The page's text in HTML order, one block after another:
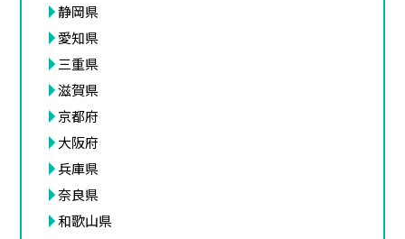
静岡県
愛知県
三重県
滋賀県
京都府
大阪府
兵庫県
奈良県
和歌山県